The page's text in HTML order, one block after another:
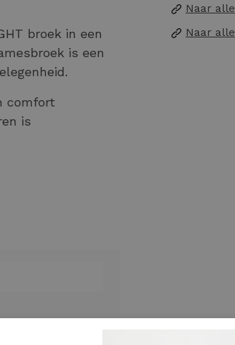
broek in een
is een
comfort
is
Naar alle
Naar alle